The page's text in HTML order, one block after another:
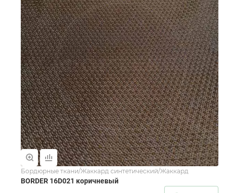
Бордюрные ткани/Жаккард синтетический/Жаккард
BORDER 16D021 коричневый